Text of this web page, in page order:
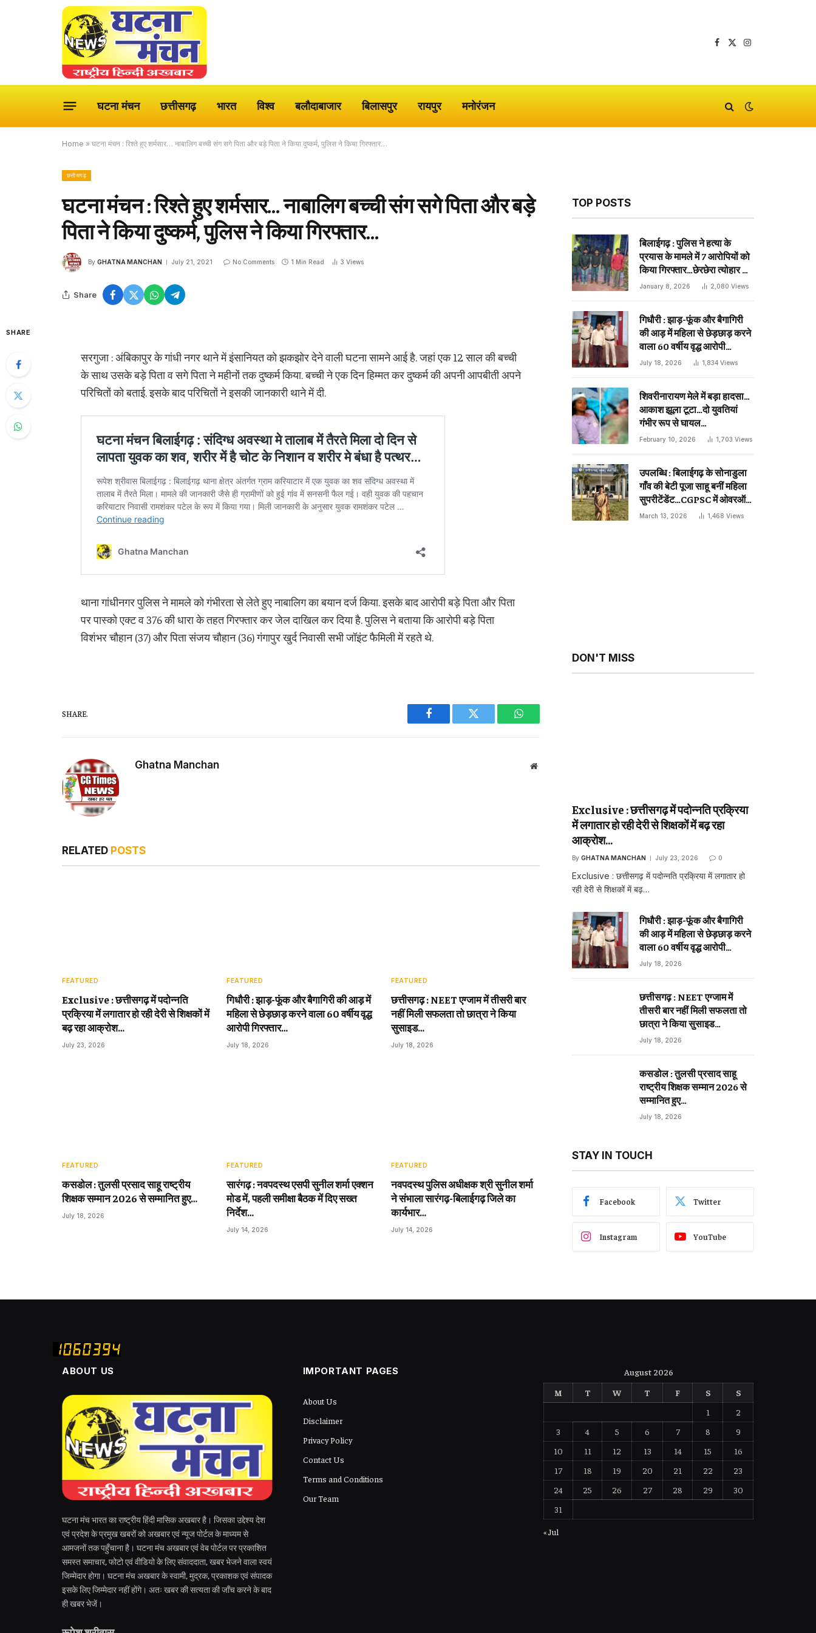
Facebook
X
Instagram
घटना मंचन छत्तीसगढ़ भारत विश्व बलौदाबाजार बिलासपुर रायपुर मनोरंजन
Home » घटना मंचन : रिश्ते हुए शर्मसार… नाबालिग बच्ची संग सगे पिता और बड़े पिता ने किया दुष्कर्म, पुलिस ने किया गिरफ्तार…
छत्तीसगढ़
घटना मंचन : रिश्ते हुए शर्मसार… नाबालिग बच्ची संग सगे पिता और बड़े
पिता ने किया दुष्कर्म, पुलिस ने किया गिरफ्तार…
By GHATNA MANCHAN July 21, 2021 No Comments 1 Min Read 3 Views
Share
SHARE
सरगुजा : अंबिकापुर के गांधी नगर थाने में इंसानियत को झकझोर देने वाली घटना सामने आई है. जहां एक 12 साल की बच्ची
के साथ उसके बड़े पिता व सगे पिता ने महीनों तक दुष्कर्म किया. बच्ची ने एक दिन हिम्मत कर दुष्कर्म की अपनी आपबीती अपने
परिचितों को बताई. इसके बाद परिचितों ने इसकी जानकारी थाने में दी.
थाना गांधीनगर पुलिस ने मामले को गंभीरता से लेते हुए नाबालिग का बयान दर्ज किया. इसके बाद आरोपी बड़े पिता और पिता
पर पास्को एक्ट व 376 की धारा के तहत गिरफ्तार कर जेल दाखिल कर दिया है. पुलिस ने बताया कि आरोपी बड़े पिता
विशंभर चौहान (37) और पिता संजय चौहान (36) गंगापुर खुर्द निवासी सभी जॉइंट फैमिली में रहते थे.
SHARE.
Facebook Twitter WhatsApp
Ghatna Manchan Website
RELATED POSTS
FEATURED
Exclusive : छत्तीसगढ़ में पदोन्नति
प्रक्रिया में लगातार हो रही देरी से शिक्षकों में
बढ़ रहा आक्रोश…
July 23, 2026
FEATURED
गिधौरी : झाड़-फूंक और बैगागिरी की आड़ में
महिला से छेड़छाड़ करने वाला 60 वर्षीय वृद्ध
आरोपी गिरफ्तार…
July 18, 2026
FEATURED
छत्तीसगढ़ : NEET एग्जाम में तीसरी बार
नहीं मिली सफलता तो छात्रा ने किया
सुसाइड…
July 18, 2026
FEATURED
कसडोल : तुलसी प्रसाद साहू राष्ट्रीय
शिक्षक सम्मान 2026 से सम्मानित हुए…
July 18, 2026
FEATURED
सारंगढ़ : नवपदस्थ एसपी सुनील शर्मा एक्शन
मोड में, पहली समीक्षा बैठक में दिए सख्त
निर्देश…
July 14, 2026
FEATURED
नवपदस्थ पुलिस अधीक्षक श्री सुनील शर्मा
ने संभाला सारंगढ़-बिलाईगढ़ जिले का
कार्यभार…
July 14, 2026
TOP POSTS
बिलाईगढ़ : पुलिस ने हत्या के
प्रयास के मामले में 7 आरोपियों को
किया गिरफ्तार…छेरछेरा त्योहार के
दिन प्राणघातक हमले को दिया था
January 8, 2026 2,080 Views
गिधौरी : झाड़-फूंक और बैगागिरी
की आड़ में महिला से छेड़छाड़ करने
वाला 60 वर्षीय वृद्ध आरोपी
गिरफ्तार…
July 18, 2026 1,834 Views
शिवरीनारायण मेले में बड़ा हादसा…
आकाश झूला टूटा…दो युवतियां
गंभीर रूप से घायल…
February 10, 2026 1,703 Views
उपलब्धि : बिलाईगढ़ के सोनाडुला
गाँव की बेटी पूजा साहू बनीं महिला
सुपरीटेंडेंट…CGPSC में ओवरऑल
19 वीं रैंक…
March 13, 2026 1,468 Views
DON'T MISS
Exclusive : छत्तीसगढ़ में पदोन्नति प्रक्रिया
में लगातार हो रही देरी से शिक्षकों में बढ़ रहा
आक्रोश…
By GHATNA MANCHAN July 23, 2026 0
Exclusive : छत्तीसगढ़ में पदोन्नति प्रक्रिया में लगातार हो
रही देरी से शिक्षकों में बढ़…
गिधौरी : झाड़-फूंक और बैगागिरी
की आड़ में महिला से छेड़छाड़ करने
वाला 60 वर्षीय वृद्ध आरोपी
गिरफ्तार…
July 18, 2026
छत्तीसगढ़ : NEET एग्जाम में
तीसरी बार नहीं मिली सफलता तो
छात्रा ने किया सुसाइड…
July 18, 2026
कसडोल : तुलसी प्रसाद साहू
राष्ट्रीय शिक्षक सम्मान 2026 से
सम्मानित हुए…
July 18, 2026
STAY IN TOUCH
Facebook Twitter
Instagram YouTube
ABOUT US
घटना मंच भारत का राष्ट्रीय हिंदी मासिक अखबार है। जिसका उद्देश्य देश
एवं प्रदेश के प्रमुख खबरों को अखबार एवं न्यूज पोर्टल के माध्यम से
आमजनों तक पहुँचाना है। घटना मंच अखबार एवं वेब पोर्टल पर प्रकाशित
समस्त समाचार, फोटो एवं वीडियो के लिए संवाददाता, खबर भेजने वाला स्वयं
जिम्मेदार होगा। घटना मंच अखबार के स्वामी, मुद्रक, प्रकाशक एवं संपादक
इसके लिए जिम्मेदार नहीं होंगे। अतः खबर की सत्यता की जाँच करने के बाद
ही खबर भेजें।
IMPORTANT PAGES
About Us
Disclaimer
Privacy Policy
Contact Us
Terms and Conditions
Our Team
August 2026
M
T W T F S
S
1
2
3
4 5 6 7 8
9
10
11 12 13 14 15
16
17
18 19 20 21 22
23
24
25 26 27 28 29
30
31
« Jul